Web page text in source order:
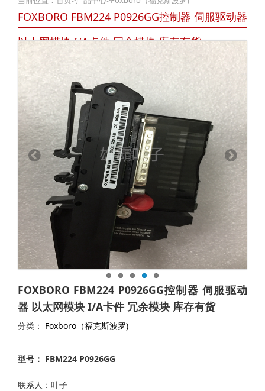
FOXBORO FBM224 P0926GG控制器 伺服驱动器
以太网模块 I/A卡件 冗余模块 库存有货
FOXBORO FBM224 P0926GG控制器 伺服驱动
器 以太网模块 I/A卡件 冗余模块 库存有货
分类： Foxboro（福克斯波罗)
型号： FBM224 P0926GG
联系人：叶子